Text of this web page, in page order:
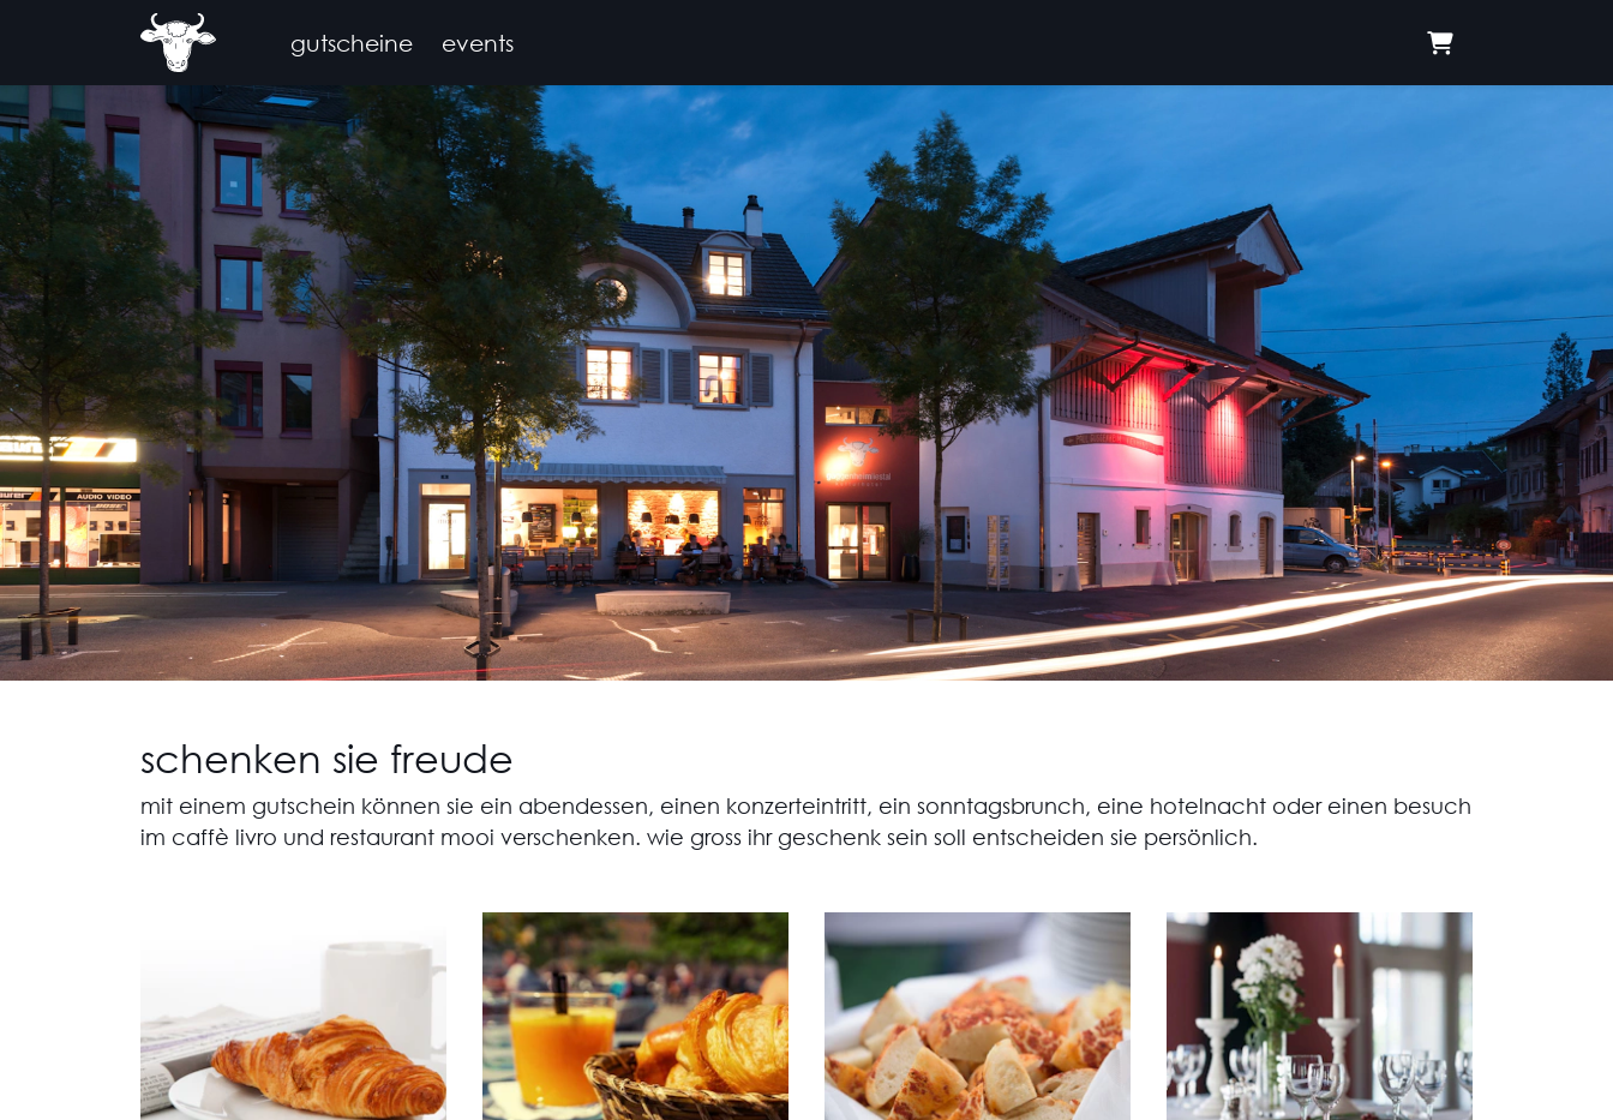
gutscheine events
warenkorb
schenken sie freude
mit einem gutschein können sie ein abendessen, einen konzerteintritt, ein sonntagsbrunch, eine hotelnacht oder einen besuch
im caffè livro und restaurant mooi verschenken. wie gross ihr geschenk sein soll entscheiden sie persönlich.